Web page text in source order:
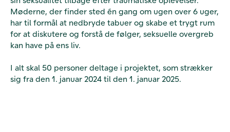
Møderne, der finder sted én gang om ugen over 6 uger,
har til formål at nedbryde tabuer og skabe et trygt rum
for at diskutere og forstå de følger, seksuelle overgreb
kan have på ens liv.
I alt skal 50 personer deltage i projektet, som strækker
sig fra den 1. januar 2024 til den 1. januar 2025.